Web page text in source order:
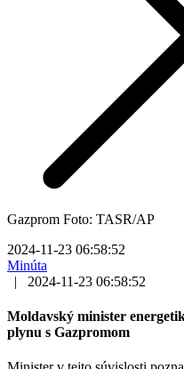
Gazprom Foto: TASR/AP
2024-11-23 06:58:52
Minúta
|
2024-11-23 06:58:52
Moldavský minister
plynu s Gazpromom